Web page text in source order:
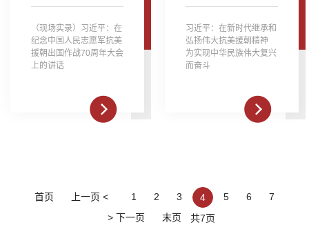
会上的讲话
（现场实录）习近平：在
纪念中国人民志愿军抗美
援朝出国作战70周年大会
上的讲话
而奋斗
习近平：在新时代继承和
弘扬伟大抗美援朝精神
为实现中华民族伟大复兴
而奋斗
首页 上一页 < 1 2 3 4 5 6
7
> 下一页
末页 共7页